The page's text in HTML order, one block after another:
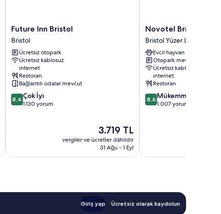
Future
Inn
Bristol
Bristol
Future Inn Bristol
Bristol
Ücretsiz otopark
Ücretsiz kablosuz
internet
Restoran
Bağlantılı odalar mevcut
10
üzerinden
8,4 Çok İyi
1.130 yorum
Güncel
fiyat:
3.719 TL
3.719 TL
vergiler ve ücretler dâhildir
31 Ağu - 1 Eyl
Novotel
Bristol
Centre
Bristol
Yüzer
Limanı
Novotel Bristol
Bristol Yüzer Limanı
Evcil hayvan dostu
Otopark mevcut
Ücretsiz kablosuz
internet
Restoran
10
üzerinden
8,6 Mükemmel
1.007 yorum
Giriş yap Ücretsiz olarak kaydolun